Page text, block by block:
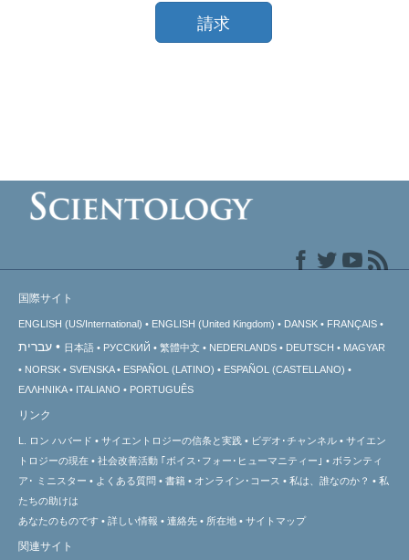
請求
国際サイト
ENGLISH (US/International) ENGLISH (United Kingdom) DANSK FRANÇAIS
עברית 日本語 РУССКИЙ 繁體中文 NEDERLANDS DEUTSCH
MAGYAR
NORSK
SVENSKA ESPAÑOL (LATINO)
ESPAÑOL (CASTELLANO)
ΕΛΛΗΝΙΚA
ITALIANO PORTUGUÊS
リンク
L. ロン ハバード サイエントロジーの信条と実践 ビデオ･チャンネル
サイエン
トロジーの現在 社会改善活動 ｢ボイス･フォー･ヒューマニティー｣
ボランティ
ア･
ミニスター よくある質問 書籍 オンライン･コース 私は、誰なのか？
私
たちの助けは
あなたのものです
詳しい情報 連絡先 所在地 サイトマップ
関連サイト